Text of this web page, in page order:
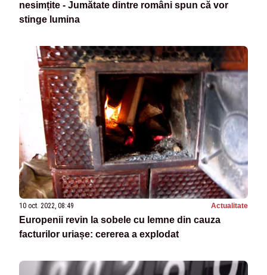
nesimțite - Jumătate dintre români spun că vor
stinge lumina
10 oct. 2022, 08:49 Actualitate
Europenii revin la sobele cu lemne din cauza
facturilor uriașe: cererea a explodat